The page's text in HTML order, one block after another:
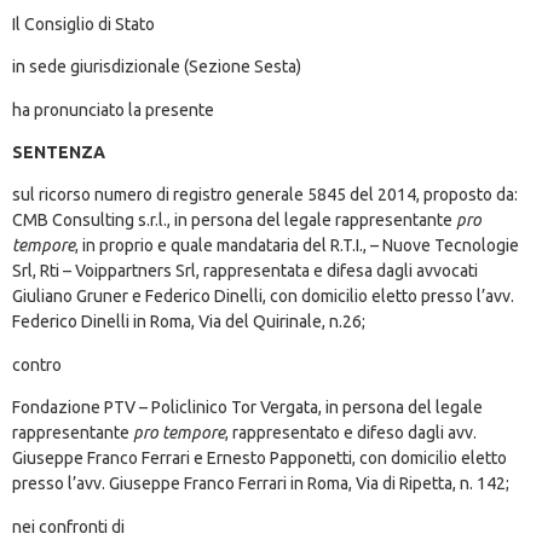
Il Consiglio di Stato
in sede giurisdizionale (Sezione Sesta)
ha pronunciato la presente
SENTENZA
sul ricorso numero di registro generale 5845 del 2014, proposto da:
CMB Consulting s.r.l., in persona del legale rappresentante pro
tempore, in proprio e quale mandataria del R.T.I., – Nuove Tecnologie
Srl, Rti – Voippartners Srl, rappresentata e difesa dagli avvocati
Giuliano Gruner e Federico Dinelli, con domicilio eletto presso l’avv.
Federico Dinelli in Roma, Via del Quirinale, n.26;
contro
Fondazione PTV – Policlinico Tor Vergata, in persona del legale
rappresentante pro tempore, rappresentato e difeso dagli avv.
Giuseppe Franco Ferrari e Ernesto Papponetti, con domicilio eletto
presso l’avv. Giuseppe Franco Ferrari in Roma, Via di Ripetta, n. 142;
nei confronti di